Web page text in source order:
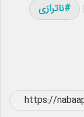
ناترازی